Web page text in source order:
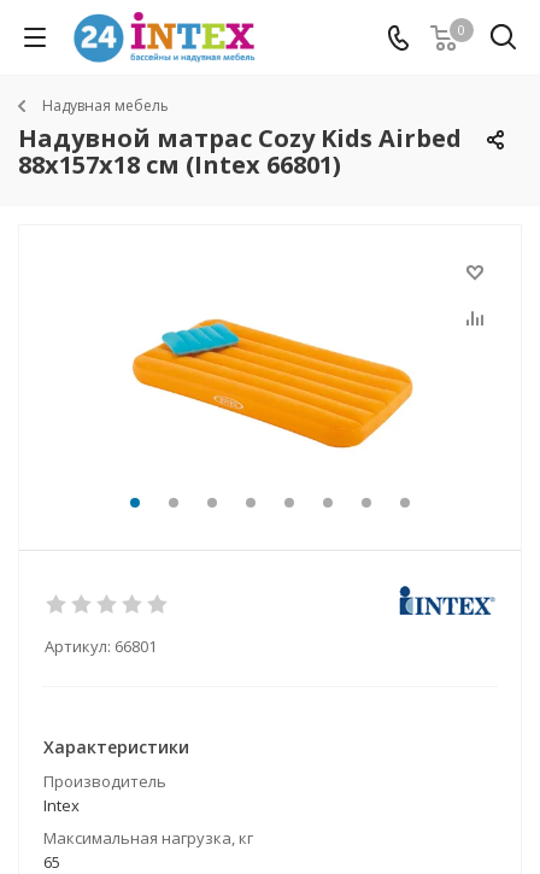
0
Надувная мебель
Надувной матрас Cozy Kids Airbed
88х157х18 см (Intex 66801)
Артикул: 66801
Характеристики
Производитель
Intex
Максимальная нагрузка, кг
65